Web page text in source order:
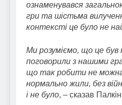
ознаменувався
гри та шістьма
контексті це було не
Ми розуміємо, що це був
поговорили з нашими
що так робити не
нормально жили, без
і не було, – сказав